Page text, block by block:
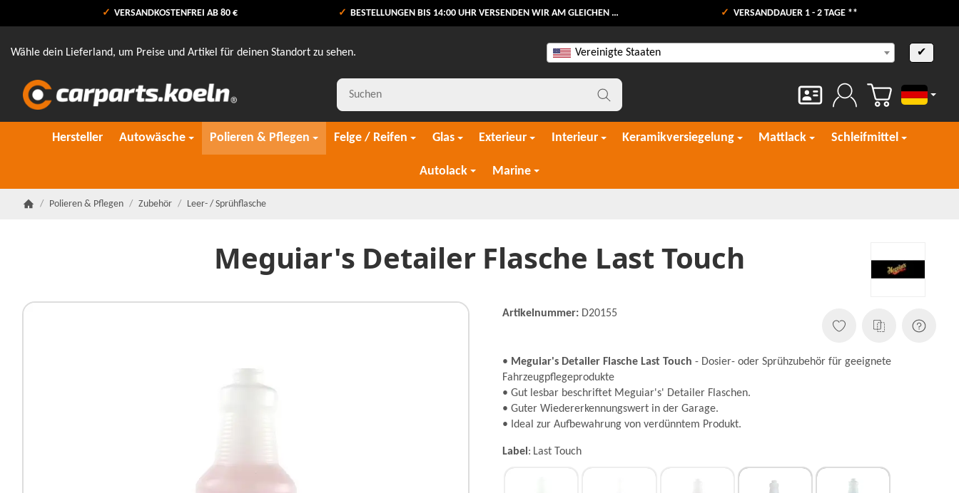
VERSANDKOSTENFREI AB 80 € BESTELLUNGEN BIS 14:00 UHR VERSENDEN WIR AM GLEICHEN WERKTAG VERSANDDAUER 1 - 2 TAGE **
Wähle dein Lieferland, um Preise und Artikel für deinen Standort zu sehen. Vereinigte Staaten ✔
Deutsch
Hersteller Autowäsche Polieren & Pflegen Felge / Reifen Glas Exterieur Interieur Keramikversiegelung Mattlack Schleifmittel
Autolack Marine
/ Polieren & Pflegen / Zubehör / Leer- / Sprühflasche
Meguiar's Detailer Flasche Last Touch
Artikelnummer: D20155
• Meguiar's Detailer Flasche Last Touch - Dosier- oder Sprühzubehör für geeignete
Fahrzeugpflegeprodukte
• Gut lesbar beschriftet Meguiar's' Detailer Flaschen.
• Guter Wiedererkennungswert in der Garage.
• Ideal zur Aufbewahrung von verdünntem Produkt.
Label Last Touch